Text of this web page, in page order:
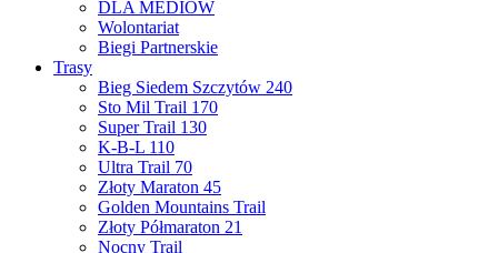
DLA MEDIÓW
Wolontariat
Biegi Partnerskie
Trasy
Bieg Siedem Szczytów 240
Sto Mil Trail 170
Super Trail 130
K-B-L 110
Ultra Trail 70
Złoty Maraton 45
Golden Mountains Trail
Złoty Półmaraton 21
Nocny Trail